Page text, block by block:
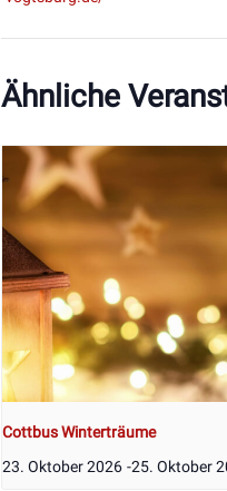
Ähnliche
Cottbus Winterträume
23. Oktober 2026 -25. Oktober